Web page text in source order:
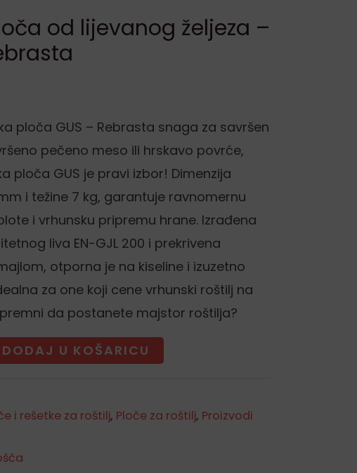
od lijevanog željeza –
ploča GUS – Rebrasta snaga za savršen
pečeno meso ili hrskavo povrće,
ploča GUS je pravi izbor! Dimenzija
i težine 7 kg, garantuje ravnomernu
i vrhunsku pripremu hrane. Izrađena
liva EN-GJL 200 i prekrivena
otporna je na kiseline i izuzetno
za one koji cene vrhunski roštilj na
da postanete majstor roštilja?
DODAJ U KOŠARICU
i rešetke za roštilj, Ploče za roštilj, Proizvodi